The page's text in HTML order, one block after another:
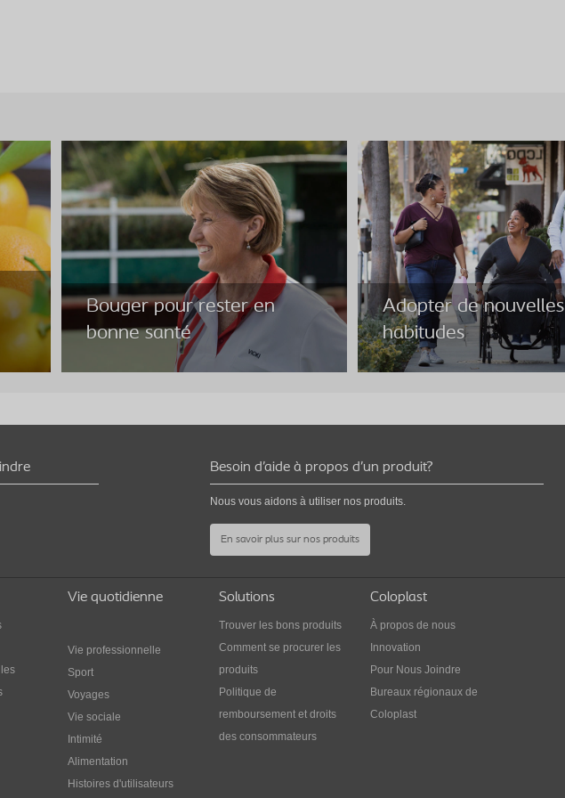
Bouger pour rester en
bonne santé
bonne santé
est beaucoup plus simple? Découvrez tous les
bienfaits qu’une vie active peut vous apporter,
Adopter de nouvelles
habitudes
Adopter de nouvelles
Besoin d’aide à propos d’un produit?
Nous vous aidons à utiliser nos produits.
En savoir plus sur nos produits
Vie quotidienne
Vie professionnelle
Sport
Voyages
Vie sociale
Intimité
Alimentation
Histoires d'utilisateurs
Solutions
Trouver les bons produits
Comment se procurer les
produits
Politique de
remboursement et droits
des consommateurs
Coloplast
À propos de nous
Innovation
Pour Nous Joindre
Bureaux régionaux de
Coloplast